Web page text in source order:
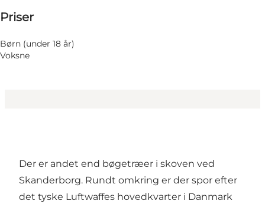
Priser
Børn (under 18 år)
Voksne
Der er andet end bøgetræer i skoven ved
Skanderborg. Rundt omkring er der spor efter
det tyske Luftwaffes hovedkvarter i Danmark